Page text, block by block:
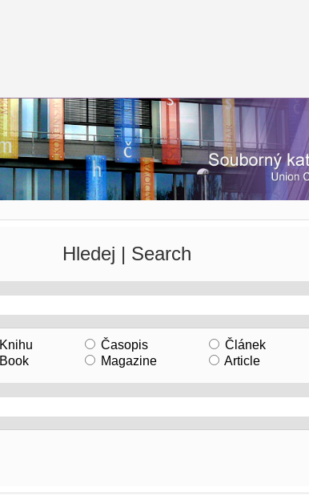
Hledej | Search
Knihu
Book
Časopis
Magazine
Článek
Article